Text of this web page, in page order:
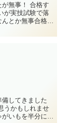
！ 合格す
とか無事合格で
してきました
いもを半分にカ